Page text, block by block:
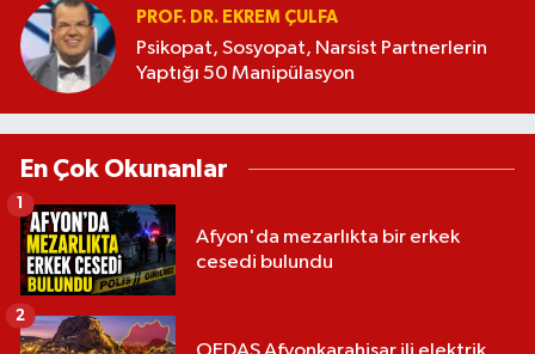
PROF. DR. EKREM ÇULFA
Psikopat, Sosyopat, Narsist Partnerlerin
Yaptığı 50 Manipülasyon
En Çok Okunanlar
Afyon'da mezarlıkta bir erkek
cesedi bulundu
1
2